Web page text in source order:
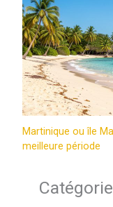
Martinique ou île
meilleure période